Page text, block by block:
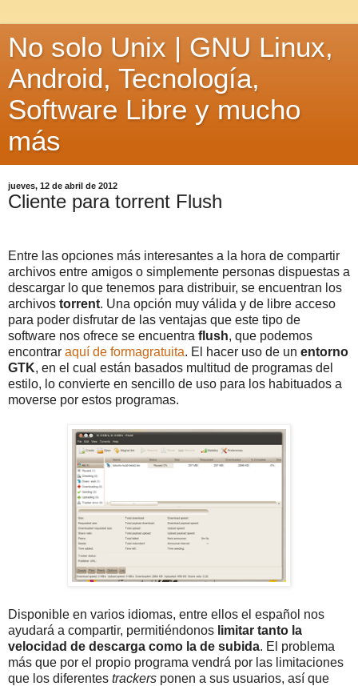
No solo Unix | GNU Linux,
Android, Tecnología,
Software Libre y mucho
más
jueves, 12 de abril de 2012
Cliente para torrent Flush
Entre las opciones más interesantes a la hora de compartir
archivos entre amigos o simplemente personas dispuestas a
descargar lo que tenemos para distribuir, se encuentran los
archivos torrent. Una opción muy válida y de libre acceso
para poder disfrutar de las ventajas que este tipo de
software nos ofrece se encuentra flush, que podemos
encontrar aquí de formagratuita. El hacer uso de un entorno
GTK, en el cual están basados multitud de programas del
estilo, lo convierte en sencillo de uso para los habituados a
moverse por estos programas.
Disponible en varios idiomas, entre ellos el español nos
ayudará a compartir, permitiéndonos limitar tanto la
velocidad de descarga como la de subida. El problema
más que por el propio programa vendrá por las limitaciones
que los diferentes trackers ponen a sus usuarios, así que